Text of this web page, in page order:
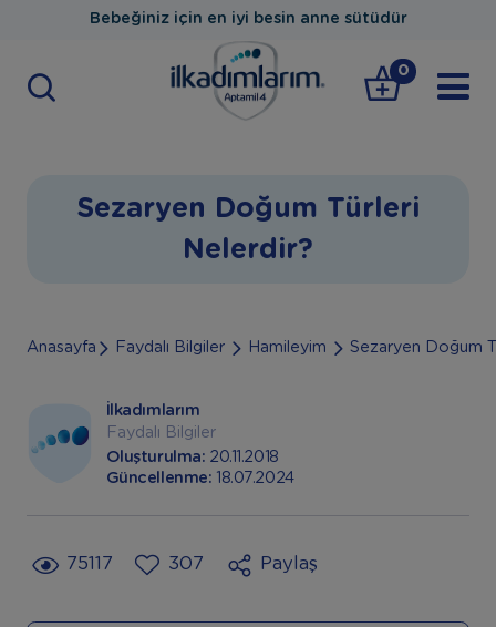
Bebeğiniz için en iyi besin anne sütüdür
0
Sezaryen Doğum Türleri
Nelerdir?
Anasayfa Faydalı Bilgiler Hamileyim Sezaryen Doğum
İlkadımlarım
Faydalı Bilgiler
Oluşturulma: 20.11.2018
Güncellenme:
18.07.2024
75117 307 Paylaş